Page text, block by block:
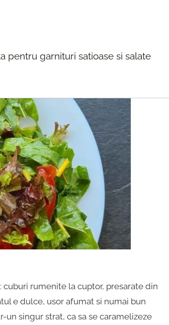
pentru garnituri satioase si salate
rumenite la cuptor, presarate din
e dulce, usor afumat si numai bun
singur strat, ca sa se caramelizeze